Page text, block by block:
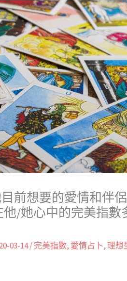
前想要的愛情和伴
/她心中的完美指數
03-14/完美指數, 愛情占卜,理想